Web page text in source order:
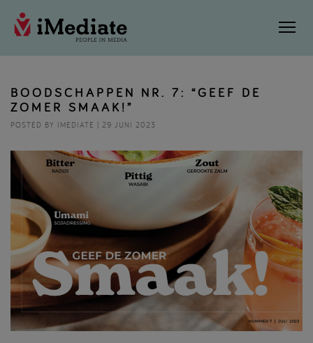
BOODSCHAPPEN NR. 7: “GEEF DE
ZOMER SMAAK!”
POSTED BY IMEDIATE | 29 JUNI 2023